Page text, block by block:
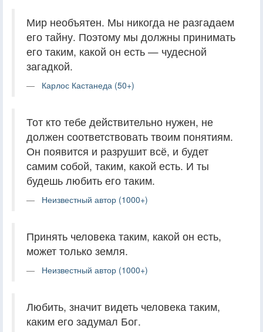
Мир необъятен. Мы никогда не разгадаем
его тайну. Поэтому мы должны принимать
его таким, какой он есть — чудесной
загадкой.
Карлос Кастанеда (50+)
Тот кто тебе действительно нужен, не
должен соответствовать твоим понятиям.
Он появится и разрушит всё, и будет
самим собой, таким, какой есть. И ты
будешь любить его таким.
Неизвестный автор (1000+)
Принять человека таким, какой он есть,
может только земля.
Неизвестный автор (1000+)
Любить, значит видеть человека таким,
каким его задумал Бог.